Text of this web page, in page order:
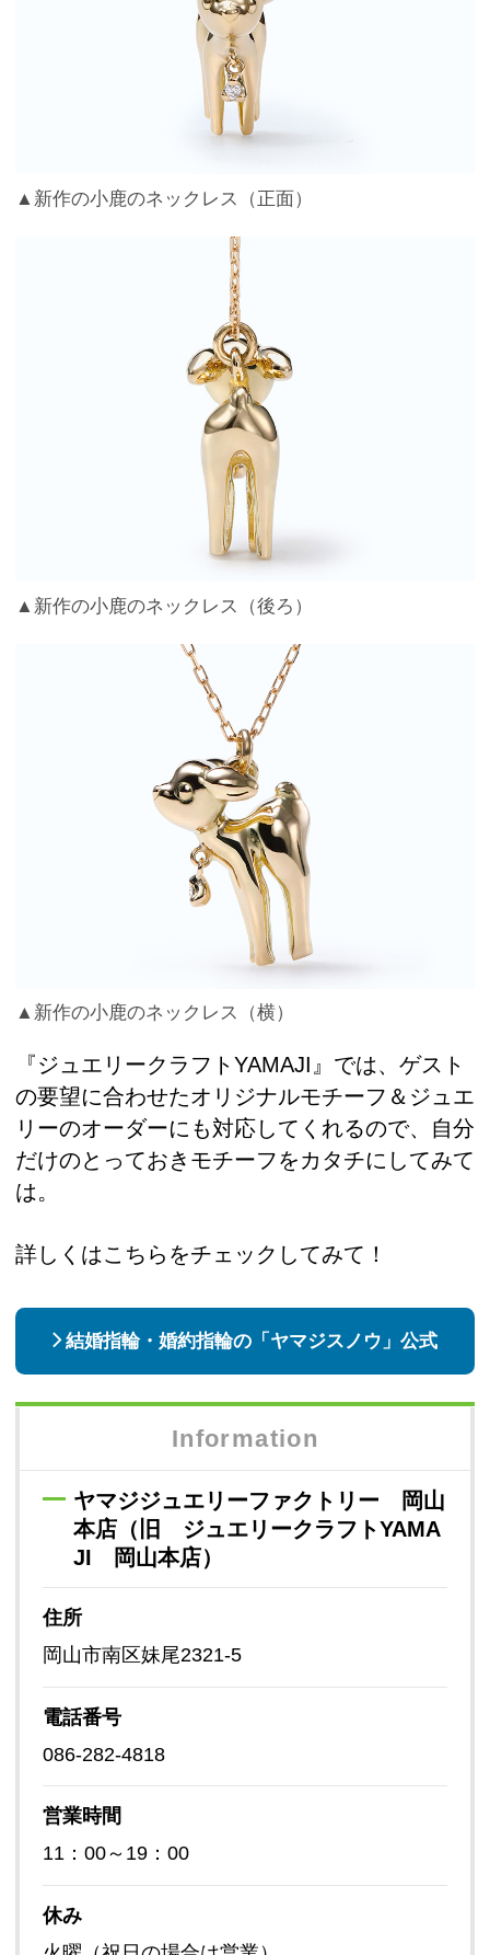
▲新作の小鹿のネックレス（正面）
▲新作の小鹿のネックレス（後ろ）
▲新作の小鹿のネックレス（横）
『ジュエリークラフトYAMAJI』では、ゲスト
の要望に合わせたオリジナルモチーフ＆ジュエ
リーのオーダーにも対応してくれるので、自分
だけのとっておきモチーフをカタチにしてみて
は。
詳しくはこちらをチェックしてみて！
結婚指輪・婚約指輪の「ヤマジスノウ」公式
Information
ヤマジジュエリーファクトリー 岡山
本店（旧 ジュエリークラフトYAMA
JI 岡山本店）
住所
岡山市南区妹尾2321-5
電話番号
086-282-4818
営業時間
11：00～19：00
休み